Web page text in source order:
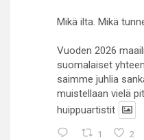
Mikä ilta. Mikä
Vuoden 2026
suomalaiset
saimme juhlia
muistellaan vielä
huippuartistit
1 2